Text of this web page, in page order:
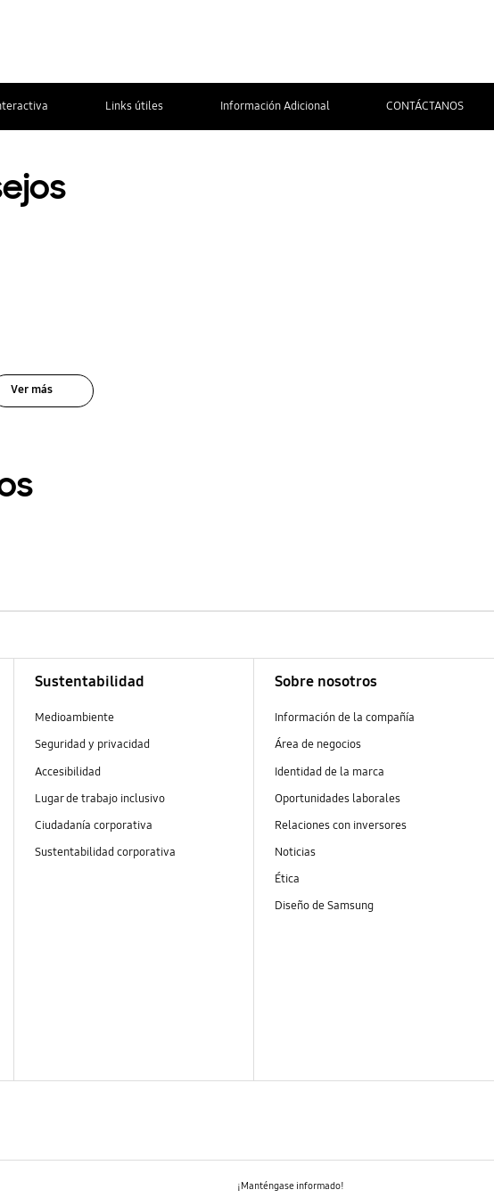
Links útiles Información Adicional CONTÁCTANOS
Ver más
Sustentabilidad
Medioambiente
Seguridad y privacidad
Accesibilidad
Lugar de trabajo inclusivo
Ciudadanía corporativa
Sustentabilidad corporativa
Sobre nosotros
Información de la compañía
Área de negocios
Identidad de la marca
Oportunidades laborales
Relaciones con inversores
Noticias
Ética
Diseño de Samsung
¡Manténgase informado!